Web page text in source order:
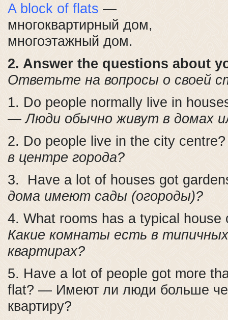
A block of flats —
многоквартирный дом,
многоэтажный дом.
2. Answer the questions about
Ответьте на вопросы о своей
1. Do people normally live in
—Люди обычно живут в домах
2. Do people live in the city
в центре города?
3. Have a lot of houses got
дома имеют сады (огороды)?
4. What rooms has a typical house
Какие комнаты есть в
квартирах?
5. Have a lot of people got more
flat? — Имеют ли люди больше
квартиру?